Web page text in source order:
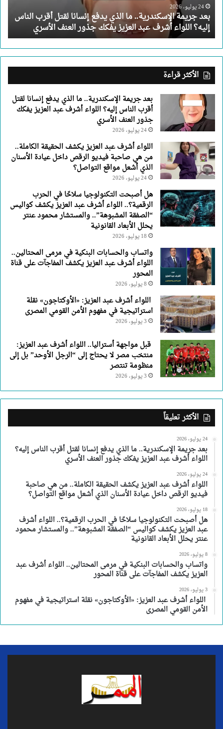
لقتل
أقرب
الناس
إليه؟
اللواء
أشرف
عبد
العزيز
جذور
العنف
الأسري
24 يوليو، 2026
بعد جريمة الإسكندرية.. ما الذي يدفع إنسانا لقتل أقرب الناس
إليه؟ اللواء أشرف عبد العزيز يفكك جذور العنف الأسري
الأكثر قراءة
بعد جريمة الإسكندرية.. ما الذي يدفع إنسانا لقتل
أقرب الناس إليه؟ اللواء أشرف عبد العزيز يفكك
جذور العنف الأسري
24 يوليو، 2026
اللواء أشرف عبد العزيز يكشف الحقيقة الكاملة..
من هي صاحبة فيديو الرقص داخل عيادة الأسنان
الذي أشعل مواقع التواصل؟
24 يوليو، 2026
هل أصبحت التكنولوجيا سلاحًا في الحرب
الرقمية؟.. اللواء أشرف عبد العزيز يكشف كواليس
“الصفقة المشبوهة”.. والمستشار محمود عنتر
يحلل الأبعاد القانونية
18 يوليو، 2026
واتساب والحسابات البنكية في مرمى المحتالين..
اللواء أشرف عبد العزيز يكشف المفاجآت على قناة
المحور
8 يوليو، 2026
اللواء أشرف عبد العزيز: «الأوكتاجون» نقلة
استراتيجية في مفهوم الأمن القومي المصرى
3 يوليو، 2026
قبل مواجهة أستراليا.. اللواء أشرف عبد العزيز:
منتخب مصر لا يحتاج إلى “الرجل الأوحد” بل إلى
منظومة تنتصر
3 يوليو، 2026
الأكثر تعليقاً
24 يوليو، 2026
بعد جريمة الإسكندرية.. ما الذي يدفع إنسانا لقتل أقرب الناس إليه؟
اللواء أشرف عبد العزيز يفكك جذور العنف الأسري
24 يوليو، 2026
اللواء أشرف عبد العزيز يكشف الحقيقة الكاملة.. من هي صاحبة
فيديو الرقص داخل عيادة الأسنان الذي أشعل مواقع التواصل؟
18 يوليو، 2026
هل أصبحت التكنولوجيا سلاحًا في الحرب الرقمية؟.. اللواء أشرف
عبد العزيز يكشف كواليس “الصفقة المشبوهة”.. والمستشار محمود
عنتر يحلل الأبعاد القانونية
8 يوليو، 2026
واتساب والحسابات البنكية في مرمى المحتالين.. اللواء أشرف عبد
العزيز يكشف المفاجآت على قناة المحور
3 يوليو، 2026
اللواء أشرف عبد العزيز: «الأوكتاجون» نقلة استراتيجية في مفهوم
الأمن القومي المصرى